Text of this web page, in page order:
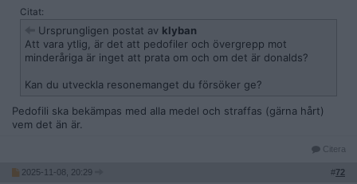
Citat:
Ursprungligen postat av klyban
Att vara ytlig, är det att pedofiler och övergrepp mot
minderåriga är inget att prata om och om det är donalds?
Kan du utveckla resonemanget du försöker ge?
Pedofili ska bekämpas med alla medel och straffas (gärna hårt)
vem det än är.
Citera
2025-11-08, 20:29 #72